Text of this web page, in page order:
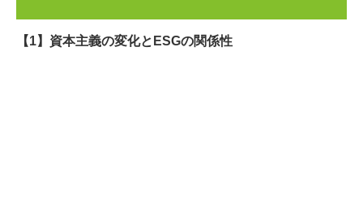
【1】資本主義の変化とESGの関係性